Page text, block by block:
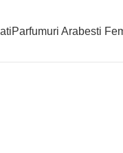
Parfumuri Arabesti